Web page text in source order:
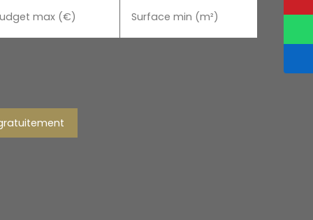
max (€) Surface min (m²)